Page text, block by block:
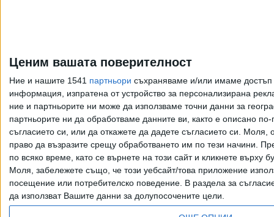
Ценим вашата поверителност
Ние и нашите 1541 партньори съхраняваме и/или имаме достъп
информация, изпратена от устройство за персонализирана
ние и партньорите ни може да използваме точни данни за
партньорите ни да обработваме данните ви, както е описано
съгласието си, или да откажете да дадете съгласието си.
Моля,
право да възразите срещу обработването им по тези начини.
по всяко време, като се върнете на този сайт и кликнете върху
Моля, забележете също, че този уебсайт/това приложение
посещение или потребителско поведение. В раздела за
да използват Вашите данни за долупосочените цели.
23 Май 2026
Как се разказва за
служител на Борисов,
извършил банков
обир?
12 Май 2026
Още по темата